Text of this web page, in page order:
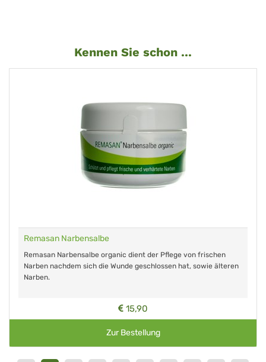
Kennen Sie schon ...
Remasan Narbensalbe
Remasan Narbensalbe organic dient der Pflege von frischen
Narben nachdem sich die Wunde geschlossen hat, sowie älteren
Narben.
15,90
Zur Bestellung